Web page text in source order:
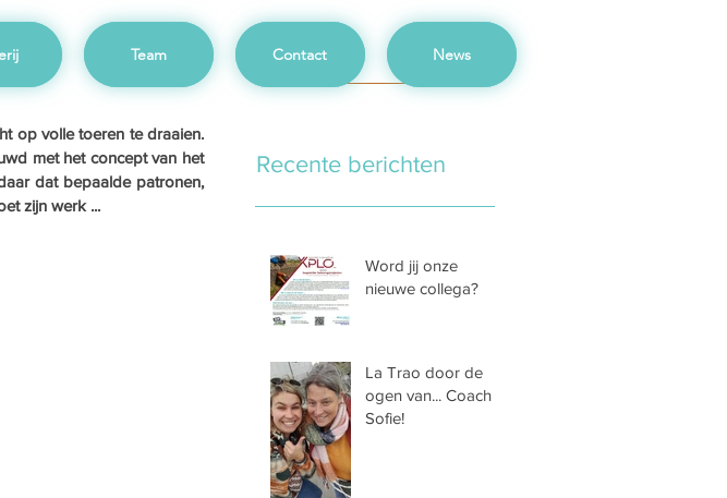
Team Contact News
op volle toeren te draaien.
met het concept van het
dat bepaalde patronen,
zijn werk ...
Recente berichten
Word jij onze
nieuwe collega?
La Trao door de
ogen van... Coach
Sofie!